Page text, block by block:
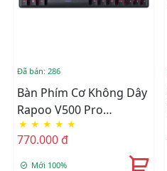
Đã bán: 286
Bàn Phím Cơ Không Dây
Rapoo V500 Pro
Multimode TKL 87
(Brown Switch)
★ ★ ★ ★ ★
770.000 đ
Mới 100%